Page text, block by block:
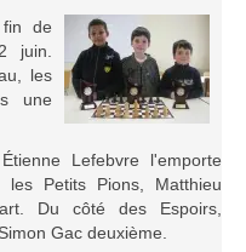
de
juin.
les
une
Lefebvre l'emporte
les Petits Pions, Matthieu
Du côté des Espoirs,
Gac deuxième.